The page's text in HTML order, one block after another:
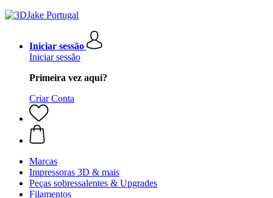
Iniciar sessão
Iniciar sessão
Primeira vez aqui?
Criar Conta
Marcas
Impressoras 3D & mais
Peças sobressalentes & Upgrades
Filamentos